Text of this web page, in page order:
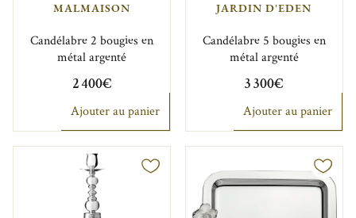
MALMAISON
Candélabre 2 bougies en
métal argenté
2 400€
Ajouter au panier
JARDIN D'EDEN
Candélabre 5 bougies en
métal argenté
3 300€
Ajouter au panier